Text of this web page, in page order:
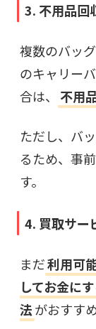
3. 不用品回
複数のバッ
のキャリー
合は、
不用
ただし、バ
るため、事
す。
4. 買取サー
まだ利用可
してお金に
法がおすす